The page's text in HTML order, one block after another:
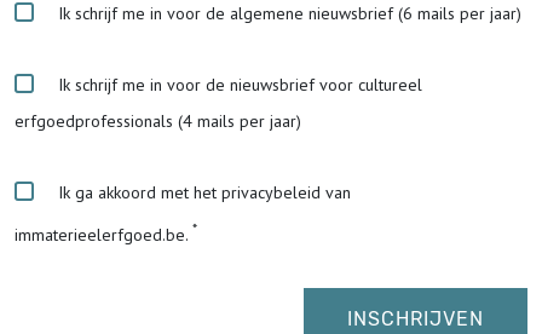
Ik schrijf me in voor de algemene nieuwsbrief (6 mails per jaar)
Ik schrijf me in voor de nieuwsbrief voor cultureel
erfgoedprofessionals (4 mails per jaar)
Ik ga akkoord met het privacybeleid van
immaterieelerfgoed.be.